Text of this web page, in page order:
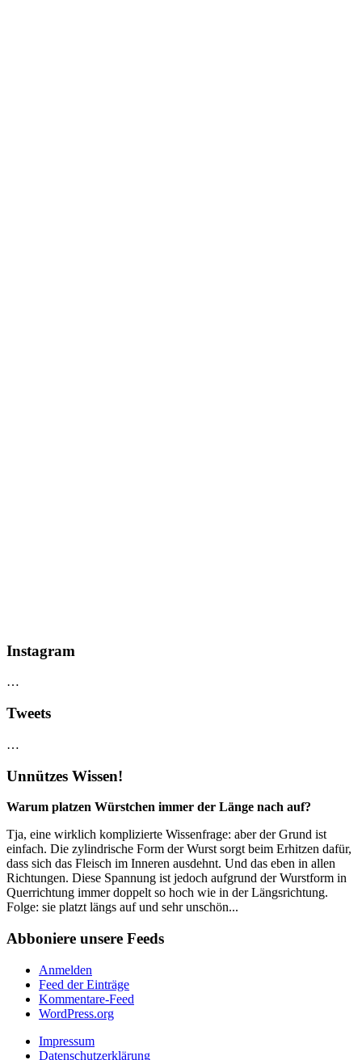
Instagram
…
Tweets
…
Unnützes Wissen!
Warum platzen Würstchen immer der Länge nach auf?
Tja, eine wirklich komplizierte Wissenfrage: aber der Grund ist
einfach. Die zylindrische Form der Wurst sorgt beim Erhitzen dafür,
dass sich das Fleisch im Inneren ausdehnt. Und das eben in allen
Richtungen. Diese Spannung ist jedoch aufgrund der Wurstform in
Querrichtung immer doppelt so hoch wie in der Längsrichtung.
Folge: sie platzt längs auf und sehr unschön...
Abboniere unsere Feeds
Anmelden
Feed der Einträge
Kommentare-Feed
WordPress.org
Impressum
Datenschutzerklärung